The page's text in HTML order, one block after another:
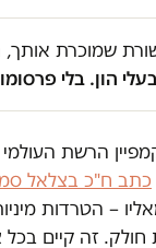
שמוכרת אותך,
הון. בלי
הרשת העולמי
כתב ח"כ בצלאל
– הטרדות
חולק. זה קיים